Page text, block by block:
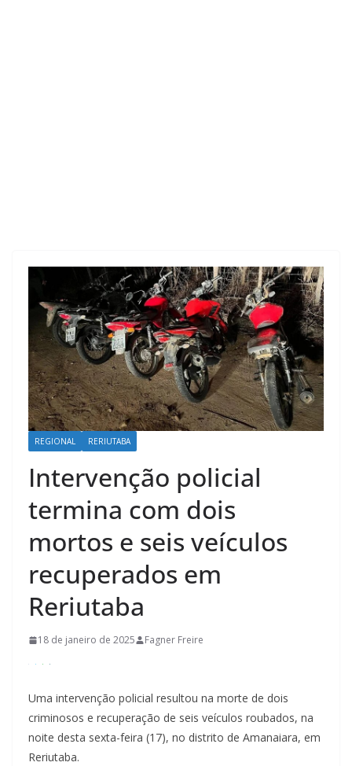
REGIONAL RERIUTABA
Intervenção policial
termina com dois
mortos e seis veículos
recuperados em
Reriutaba
18 de janeiro de 2025 Fagner Freire
Uma intervenção policial resultou na morte de dois
criminosos e recuperação de seis veículos roubados, na
noite desta sexta-feira (17), no distrito de Amanaiara, em
Reriutaba.